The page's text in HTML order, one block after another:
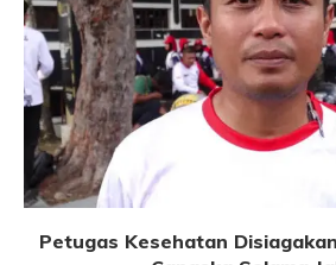
Petugas Kesehatan